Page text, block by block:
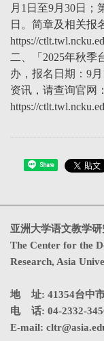
月1日至9月30日；
日。简章及相关报
https://
二、「2025年秋季
办，报名日期：9
资讯，请查询官网：
https://
Share
亚洲大学语文教学
The Center for the
Research, Asia
地 址: 41354台中
电 话: 04-2332-
E-mail: